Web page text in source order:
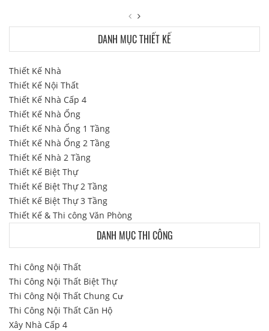
DANH MỤC THIẾT KẾ
Thiết Kế Nhà
Thiết Kế Nội Thất
Thiết Kế Nhà Cấp 4
Thiết Kế Nhà Ống
Thiết Kế Nhà Ống 1 Tầng
Thiết Kế Nhà Ống 2 Tầng
Thiết Kế Nhà 2 Tầng
Thiết Kế Biệt Thự
Thiết Kế Biệt Thự 2 Tầng
Thiết Kế Biệt Thự 3 Tầng
Thiết Kế & Thi công Văn Phòng
DANH MỤC THI CÔNG
Thi Công Nội Thất
Thi Công Nội Thất Biệt Thự
Thi Công Nội Thất Chung Cư
Thi Công Nội Thất Căn Hộ
Xây Nhà Cấp 4